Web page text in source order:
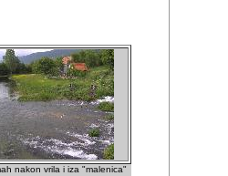
nakon vrila i iza "malenica"